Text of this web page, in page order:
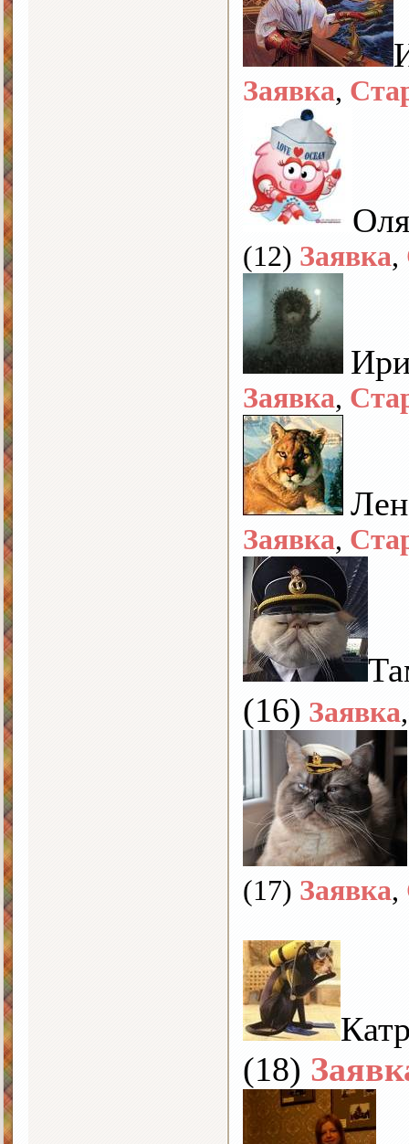
Заявка,
Оля
(12) Заявка,
Заявка,
Заявка,
(16) Заявка
(17) Заявка,
(18)